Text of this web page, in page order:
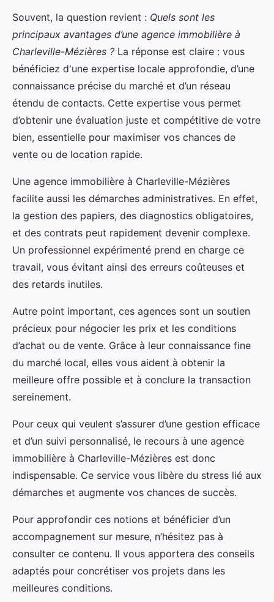
Souvent, la question revient : Quels sont les
principaux avantages d’une agence immobilière à
Charleville-Mézières ? La réponse est claire : vous
bénéficiez d'une expertise locale approfondie, d’une
connaissance précise du marché et d’un réseau
étendu de contacts. Cette expertise vous permet
d’obtenir une évaluation juste et compétitive de votre
bien, essentielle pour maximiser vos chances de
vente ou de location rapide.
Une agence immobilière à Charleville-Mézières
facilite aussi les démarches administratives. En effet,
la gestion des papiers, des diagnostics obligatoires,
et des contrats peut rapidement devenir complexe.
Un professionnel expérimenté prend en charge ce
travail, vous évitant ainsi des erreurs coûteuses et
des retards inutiles.
Autre point important, ces agences sont un soutien
précieux pour négocier les prix et les conditions
d’achat ou de vente. Grâce à leur connaissance fine
du marché local, elles vous aident à obtenir la
meilleure offre possible et à conclure la transaction
sereinement.
Pour ceux qui veulent s’assurer d’une gestion efficace
et d’un suivi personnalisé, le recours à une agence
immobilière à Charleville-Mézières est donc
indispensable. Ce service vous libère du stress lié aux
démarches et augmente vos chances de succès.
Pour approfondir ces notions et bénéficier d’un
accompagnement sur mesure, n’hésitez pas à
consulter ce contenu. Il vous apportera des conseils
adaptés pour concrétiser vos projets dans les
meilleures conditions.